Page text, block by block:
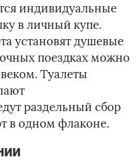
индивидуальные
в личный купе.
установят душевые
поездках можно
Туалеты
раздельный сбор
в одном флаконе.